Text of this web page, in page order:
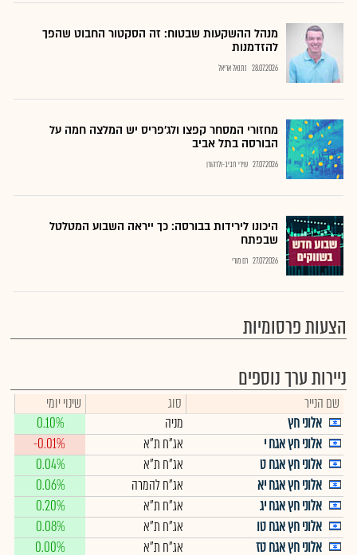
מנהל ההשקעות שבטוח: זה הסקטור החבוט שהפך
להזדמנות
28.07.2026 נתנאל אריאל
מחזורי המסחר קפצו ולג'פריס יש המלצה חמה על
הבורסה בתל אביב
27.07.2026 שירי חביב-ולדהורן
היכונו לירידות בבורסה: כך ייראה השבוע המטלטל
שבפתח
27.07.2026 רם מורי
הצעות פרסומיות
ניירות ערך נוספים
שם הנייר סוג
שינוי יומי
אלוני חץ
מניה
0.10%
אלוני חץ אגח י
אג"ח ת"א
-0.01%
אלוני חץ אגח ט
אג"ח ת"א
0.04%
אלוני חץ אגח יא
אג"ח להמרה
0.06%
אלוני חץ אגח יג
אג"ח ת"א
0.20%
אלוני חץ אגח טו
אג"ח ת"א
0.08%
אלוני חץ אגח טז
אג"ח ת"א
0.00%